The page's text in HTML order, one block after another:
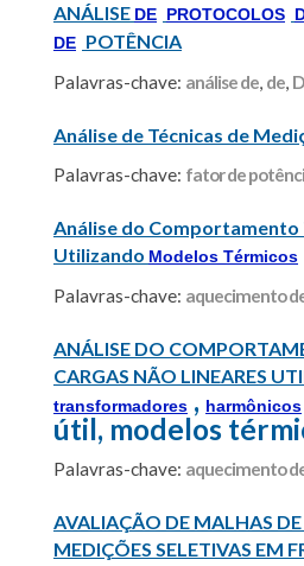
ANÁLISE DE PROTOCOLOS
DE POTÊNCIA
Palavras-chave: análise de, de,
Análise de Técnicas de
Palavras-chave: fator de
Análise do Comportamento
Utilizando Modelos Térmicos
Palavras-chave: aquecimento
ANÁLISE DO
CARGAS NÃO LINEARES
transformadores , harmônicos
útil, modelos
Palavras-chave: aquecimento
AVALIAÇÃO DE MALHAS
MEDIÇÕES SELETIVAS EM